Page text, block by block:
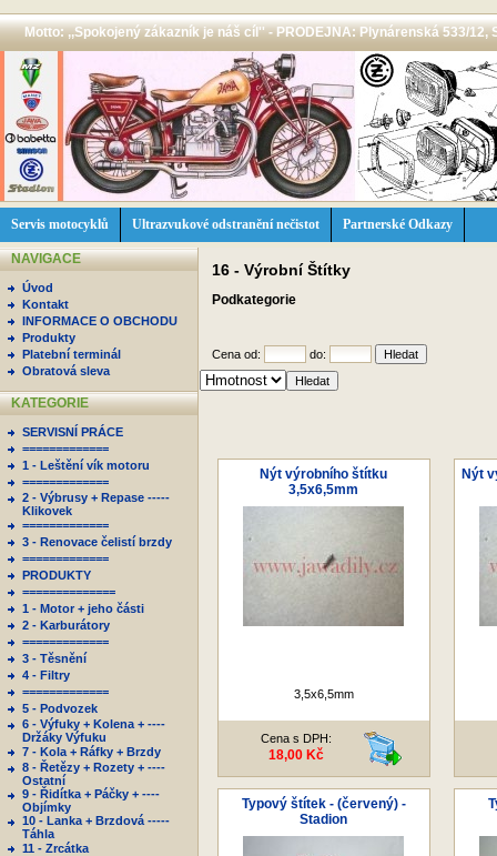
Motto: ,,Spokojený zákazník je náš cíl'' - PRODEJNA: Plynárenská 533/12,
Servis motocyklů Ultrazvukové odstranění nečistot Partnerské Odkazy
NAVIGACE
Úvod
Kontakt
INFORMACE O OBCHODU
Produkty
Platební terminál
Obratová sleva
KATEGORIE
SERVISNÍ PRÁCE
=============
1 - Leštění vík motoru
=============
2 - Výbrusy + Repase -----
Klikovek
=============
3 - Renovace čelistí brzdy
=============
PRODUKTY
==============
1 - Motor + jeho části
2 - Karburátory
=============
3 - Těsnění
4 - Filtry
=============
5 - Podvozek
6 - Výfuky + Kolena + ----
Držáky Výfuku
7 - Kola + Ráfky + Brzdy
8 - Řetězy + Rozety + ----
Ostatní
9 - Řidítka + Páčky + ----
Objímky
10 - Lanka + Brzdová -----
Táhla
11 - Zrcátka
16 - Výrobní Štítky
Podkategorie
Cena od: do:
Nýt výrobního štítku
3,5x6,5mm
3,5x6,5mm
Cena s DPH:
18,00 Kč
Nýt
Typový štítek - (červený) -
Stadion